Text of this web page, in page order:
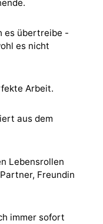
dir
auf
innere Freiheit
es übertreibe -
es nicht
Arbeit.
aus dem
Lebensrollen
Freundin
immer sofort